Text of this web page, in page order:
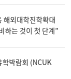
해외대학진학확대
하는 것이 첫 단계”
박람회 (NCUK